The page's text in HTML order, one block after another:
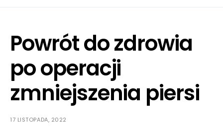
Powrót do zdrowia
po operacji
zmniejszenia piersi
17 LISTOPADA, 2022